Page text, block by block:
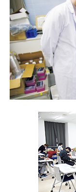
臨
床
医
学
の
カ
リ